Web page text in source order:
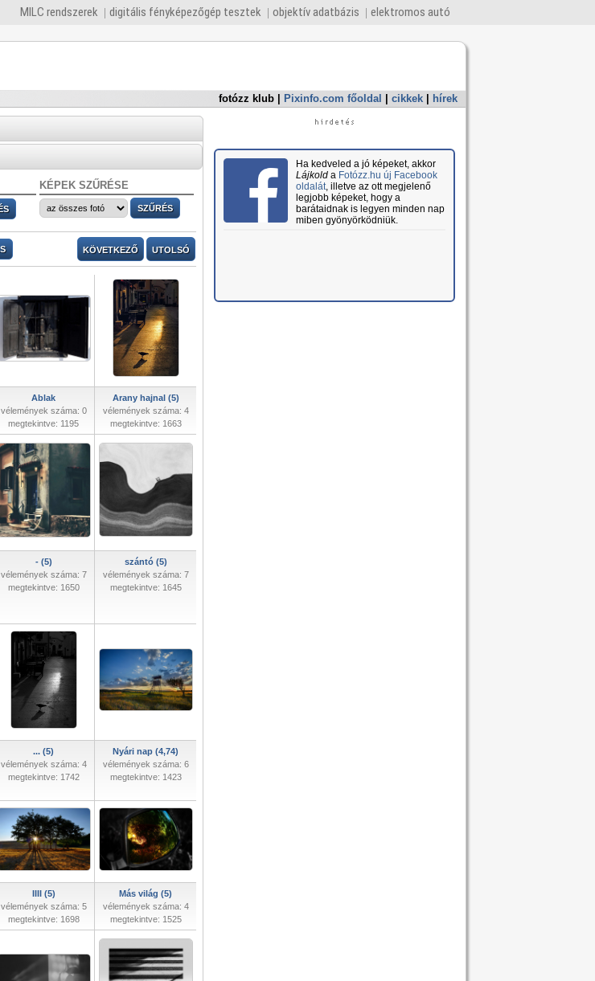
MILC rendszerek digitális fényképezőgép tesztek objektív adatbázis elektromos autó
fotózz klub Pixinfo.com főoldal cikkek hírek
KÉPEK SZŰRÉSE
KÖVETKEZŐ UTOLSÓ
Ablak
vélemények száma: 0
megtekintve: 1195
Arany hajnal (5)
vélemények száma: 4
megtekintve: 1663
- (5)
vélemények száma: 7
megtekintve: 1650
szántó (5)
vélemények száma: 7
megtekintve: 1645
... (5)
vélemények száma: 4
megtekintve: 1742
Nyári nap (4,74)
vélemények száma: 6
megtekintve: 1423
IIII (5)
vélemények száma: 5
megtekintve: 1698
Más világ (5)
vélemények száma: 4
megtekintve: 1525
Ha kedveled a jó képeket, akkor
Lájkolda Fotózz.hu új Facebook
oldalát, illetve az ott megjelenő
legjobb képeket, hogy a
barátaidnak is legyen minden nap
miben gyönyörködniük.